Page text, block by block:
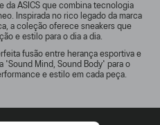
da ASICS que combina tecnologia
Inspirada no rico legado da marca
a coleção oferece sneakers que
e estilo para o dia a dia.
fusão entre herança esportiva e
'Sound Mind, Sound Body' para o
e estilo em cada peça.